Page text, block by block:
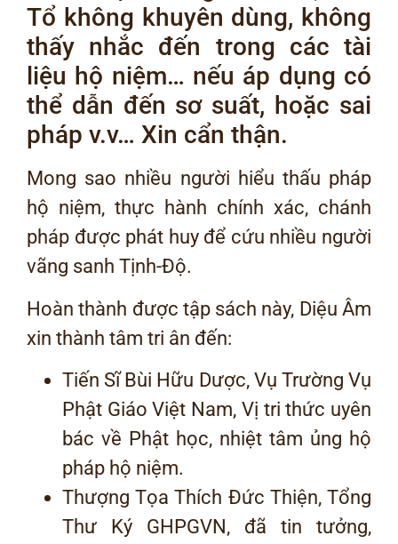
Tổ không khuyên dùng, không
thấy nhắc đến trong các tài
liệu hộ niệm… nếu áp dụng có
thể dẫn đến sơ suất, hoặc sai
pháp v.v… Xin cẩn thận.
Mong sao nhiều người hiểu thấu pháp
hộ niệm, thực hành chính xác, chánh
pháp được phát huy để cứu nhiều người
vãng sanh Tịnh-Độ.
Hoàn thành được tập sách này, Diệu Âm
xin thành tâm tri ân đến:
Tiến Sĩ Bùi Hữu Dược, Vụ Trường Vụ
Phật Giáo Việt Nam, Vị tri thức uyên
bác về Phật học, nhiệt tâm ủng hộ
pháp hộ niệm.
Thượng Tọa Thích Đức Thiện, Tổng
Thư Ký GHPGVN, đã tin tưởng,